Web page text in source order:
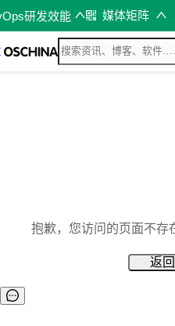
研发效能 媒体矩阵
抱歉，您访问的页面不存
返